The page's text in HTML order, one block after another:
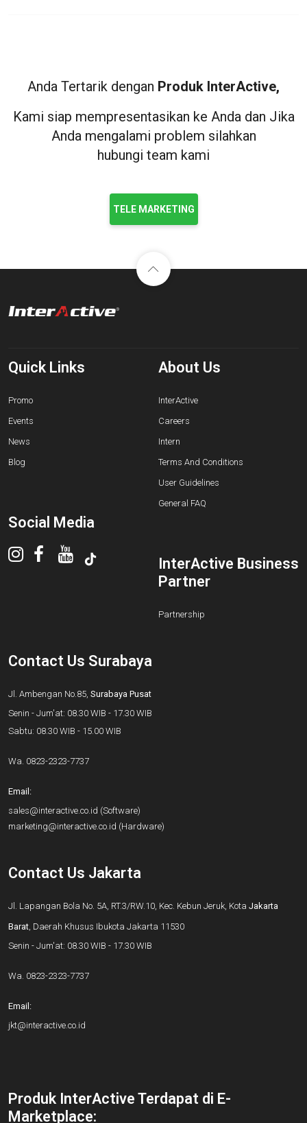
Anda Tertarik dengan Produk InterActive,
Kami siap mempresentasikan ke Anda dan Jika
Anda mengalami problem silahkan
hubungi team kami
TELE MARKETING
Quick Links
Promo
Events
News
Blog
Social Media
About Us
InterActive
Careers
Intern
Terms And Conditions
User Guidelines
General FAQ
InterActive Business
Partner
Partnership
Contact Us Surabaya
Jl. Ambengan No.85, Surabaya Pusat
Senin - Jum'at: 08.30 WIB - 17.30 WIB
Sabtu: 08.30 WIB - 15.00 WIB
Wa. 0823-2323-7737
Email:
sales@interactive.co.id (Software)
marketing@interactive.co.id (Hardware)
Contact Us Jakarta
Jl. Lapangan Bola No. 5A, RT.3/RW.10, Kec. Kebun Jeruk, Kota Jakarta
Barat , Daerah Khusus Ibukota Jakarta 11530
Senin - Jum'at: 08.30 WIB - 17.30 WIB
Wa. 0823-2323-7737
Email:
jkt@interactive.co.id
Produk InterActive Terdapat di E-
Marketplace: